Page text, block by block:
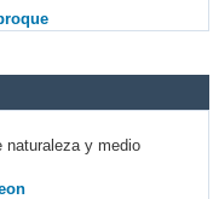
naturaleza y medio